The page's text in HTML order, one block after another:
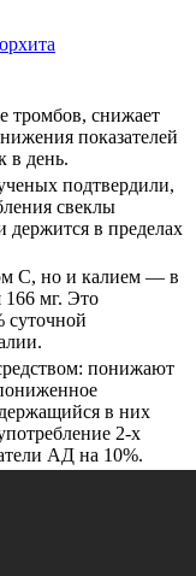
тромбов, снижает
показателей
в день.
подтвердили,
свеклы
держится в пределах
С, но и калием — в
166 мг. Это
суточной
понижают
в них
2-х
АД на 10%.